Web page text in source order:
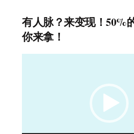
有人脉？来变现！50%
你来拿！